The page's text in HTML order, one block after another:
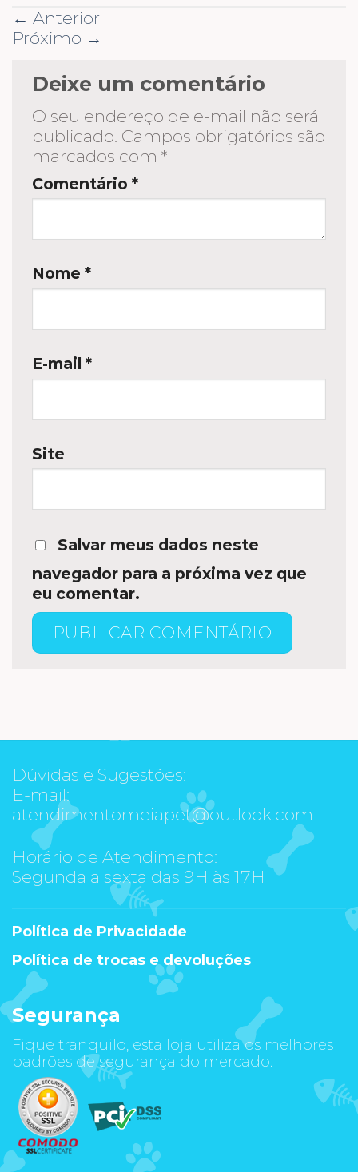
← Anterior
Próximo →
Deixe um comentário
O seu endereço de e-mail não será
publicado. Campos obrigatórios são
marcados com *
Comentário *
Nome *
E-mail *
Site
Salvar meus dados neste
navegador para a próxima vez que
eu comentar.
Dúvidas e Sugestões:
E-mail:
atendimentomeiapet@outlook.com
Horário de Atendimento:
Segunda a sexta das 9H às 17H
Política de Privacidade
Política de trocas e devoluções
Segurança
Fique tranquilo, esta loja utiliza os melhores
padrões de segurança do mercado.